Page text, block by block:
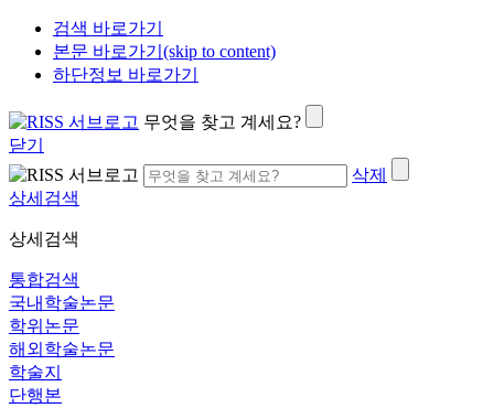
검색 바로가기
본문 바로가기(skip to content)
하단정보 바로가기
무엇을 찾고 계세요?
닫기
삭제
상세검색
상세검색
통합검색
국내학술논문
학위논문
해외학술논문
학술지
단행본